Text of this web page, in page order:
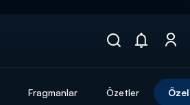
Fragmanlar Özetler